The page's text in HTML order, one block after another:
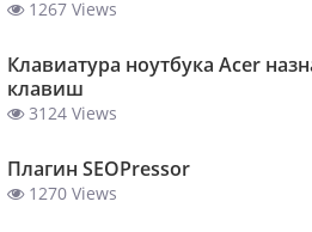
1267 Views
Клавиатура ноутбука Acer
клавиш
3124 Views
Плагин SEOPressor
1270 Views